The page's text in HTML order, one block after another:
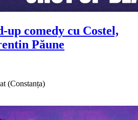
up comedy cu Costel,
Păune
(Constanța)